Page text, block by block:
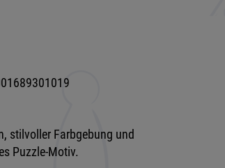
stilvoller Farbgebung und
Puzzle-Motiv.